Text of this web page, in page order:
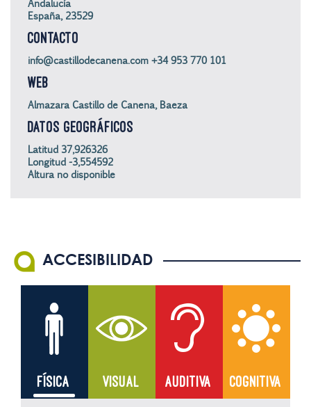
Andalucía
España, 23529
CONTACTO
info@castillodecanena.com +34 953 770 101
WEB
Almazara Castillo de Canena, Baeza
DATOS GEOGRÁFICOS
Latitud 37,926326
Longitud -3,554592
Altura no disponible
ACCESIBILIDAD
FÍSICA VISUAL AUDITIVA COGNITIVA